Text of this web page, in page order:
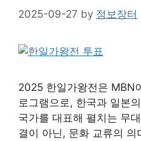
2025-09-27 by 정보장터
2025 한일가왕전은 MBN
로그램으로, 한국과 일본
국가를 대표해 펼치는 무
결이 아닌, 문화 교류의